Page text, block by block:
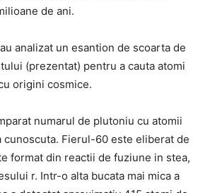
de ani.
analizat un esantion de scoarta de
(prezentat) pentru a cauta atomi
origini cosmice.
numarul de plutoniu cu atomii
cunoscuta. Fierul-60 este eliberat de
format din reactii de fuziune in stea,
r. Intr-o alta bucata mai mica a